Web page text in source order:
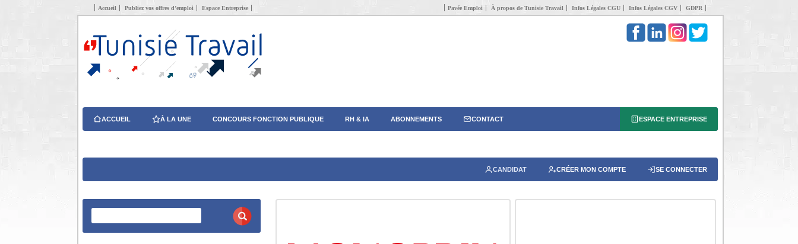
Accueil Publiez vos offres d’emploi Espace Entreprise Pavée Emploi À propos de Tunisie Travail Infos Légales CGU Infos Légales CGV GDPR
ACCUEIL À LA UNE CONCOURS FONCTION PUBLIQUE RH & IA ABONNEMENTS CONTACT ESPACE ENTREPRISE
CANDIDAT CRÉER MON COMPTE SE CONNECTER